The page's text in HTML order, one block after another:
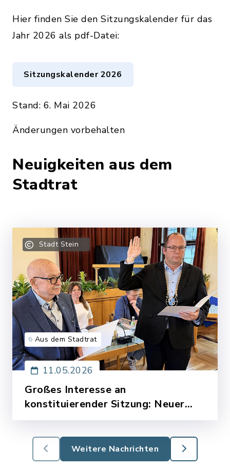
Hier finden Sie den Sitzungskalender für das
Jahr 2026 als pdf-Datei:
Sitzungskalender 2026
Stand: 6. Mai 2026
Änderungen vorbehalten
Neuigkeiten aus dem
Stadtrat
Stadt Stein
Aus dem Stadtrat
11.05.2026
Großes Interesse an
konstituierender Sitzung: Neuer
Stadtrat nimmt in Stein die Arbeit
der neu gewählte Steiner Stadtrat in seine
erste Sitzung der neuen Wahlperiode
Mehr lesen
Weitere Nachrichten